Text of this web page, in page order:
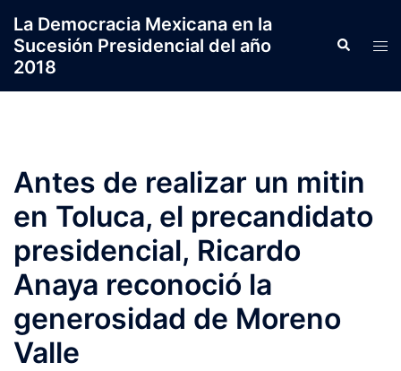
contenido
La Democracia Mexicana en la
Sucesión Presidencial del año
2018
Search
Antes de realizar un mitin
en Toluca, el precandidato
presidencial, Ricardo
Anaya reconoció la
generosidad de Moreno
Valle